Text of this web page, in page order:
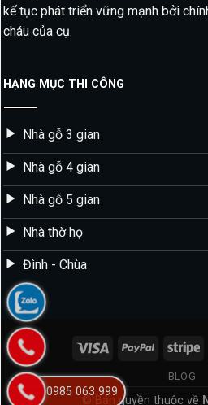
kế tục phát triển vững mạnh bởi
cháu của cụ.
HẠNG MỤC THI CÔNG
Nhà gỗ 3 gian
Nhà gỗ 4 gian
Nhà gỗ 5 gian
Nhà thờ họ
Đình - Chùa
0985 063 999
BLOG
© Bản quyền thuộc về